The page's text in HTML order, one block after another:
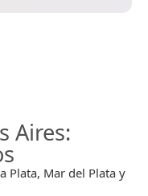
Aires:
Plata, Mar del Plata y